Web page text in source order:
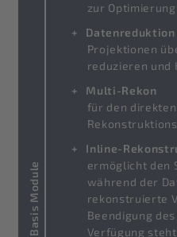
Basis Module
zur
Datenreduktion
Projektionen
reduzieren und
Multi-Rekon
für den
Inline-
ermöglicht den
während der
rekonstruierte
Beendigung
Verfügung steht